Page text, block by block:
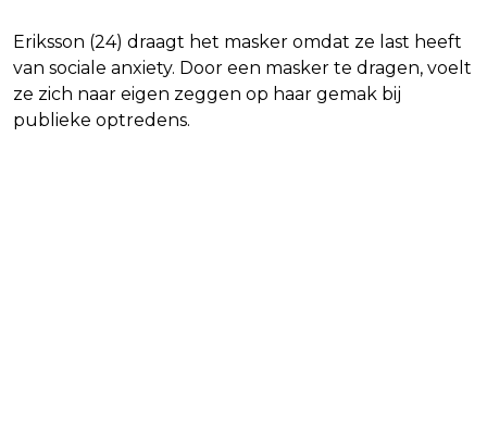
Eriksson (24) draagt het masker omdat ze last heeft
van sociale anxiety. Door een masker te dragen, voelt
ze zich naar eigen zeggen op haar gemak bij
publieke optredens.